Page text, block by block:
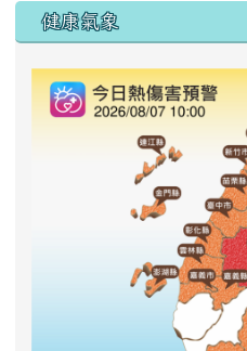
右邊區域內容
健康氣象